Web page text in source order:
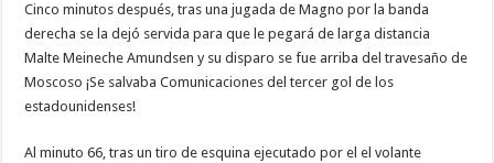
Cinco minutos después, tras una jugada de Magno por la banda
derecha se la dejó servida para que le pegará de larga distancia
Malte Meineche Amundsen y su disparo se fue arriba del travesaño de
Moscoso ¡Se salvaba Comunicaciones del tercer gol de los
estadounidenses!
Al minuto 66, tras un tiro de esquina ejecutado por el el volante